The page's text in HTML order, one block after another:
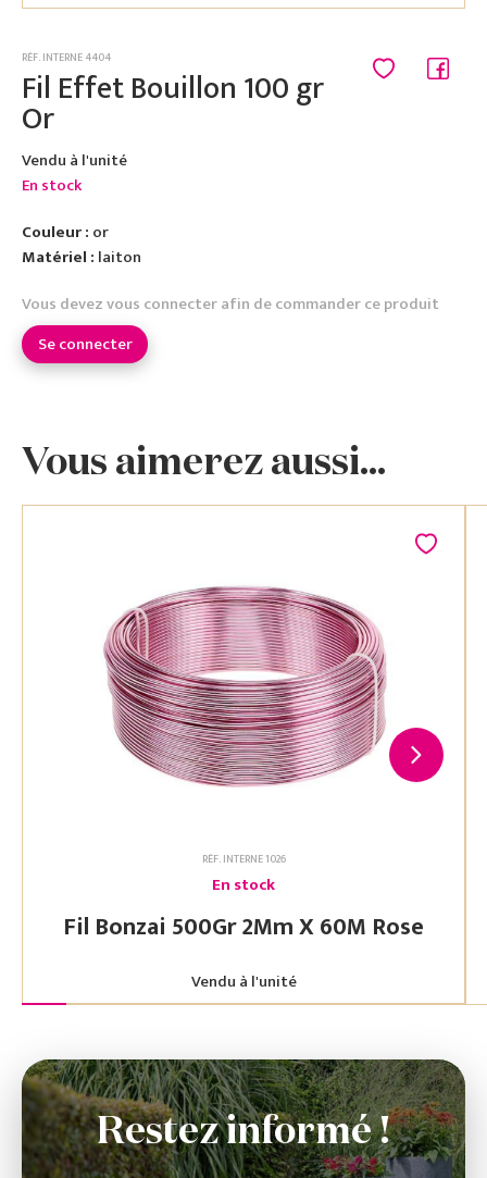
RÉF. INTERNE 4404
Fil Effet Bouillon 100 gr
Or
Vendu à l'unité
En stock
Couleur : or
Matériel : laiton
Vous devez vous connecter afin de commander ce produit
Se connecter
Vous aimerez aussi...
RÉF. INTERNE 1026
En stock
Fil Bonzai 500Gr 2Mm X 60M Rose
Vendu à l'unité
Restez informé !